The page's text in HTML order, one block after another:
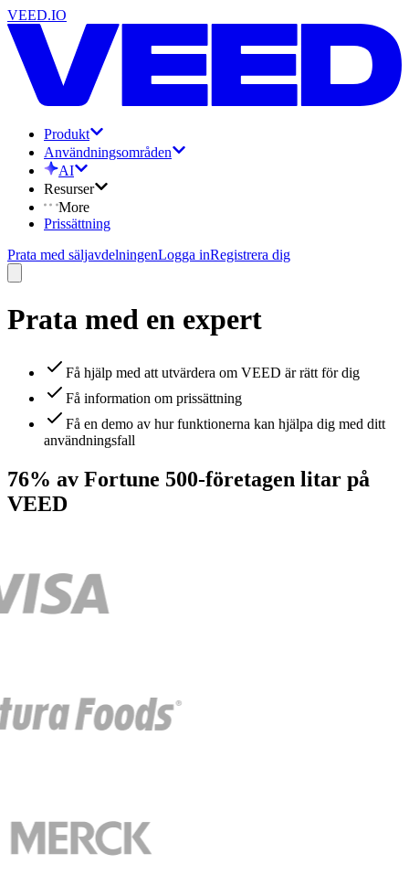
VEED.IO
Produkt
Användningsområden
AI
Resurser
More
Prissättning
Prata med säljavdelningenLogga inRegistrera dig
Prata med en expert
Få hjälp med att utvärdera om VEED är rätt för dig
Få information om prissättning
Få en demo av hur funktionerna kan hjälpa dig med ditt
användningsfall
76% av Fortune 500-företagen litar på
VEED